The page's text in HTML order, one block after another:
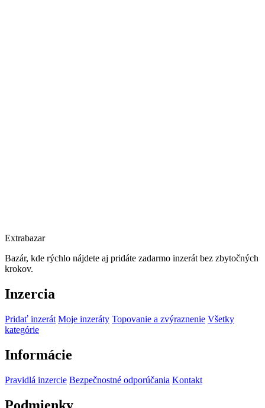
Extrabazar
Bazár, kde rýchlo nájdete aj pridáte zadarmo inzerát bez zbytočných
krokov.
Inzercia
Pridať inzerát Moje inzeráty Topovanie a zvýraznenie Všetky
kategórie
Informácie
Pravidlá inzercie Bezpečnostné odporúčania Kontakt